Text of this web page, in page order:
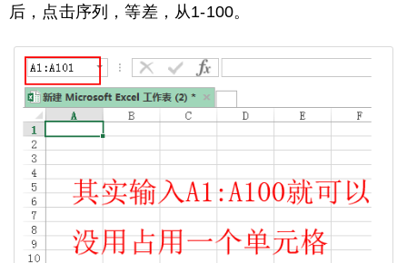
后，点击序列，等差，从1-100。